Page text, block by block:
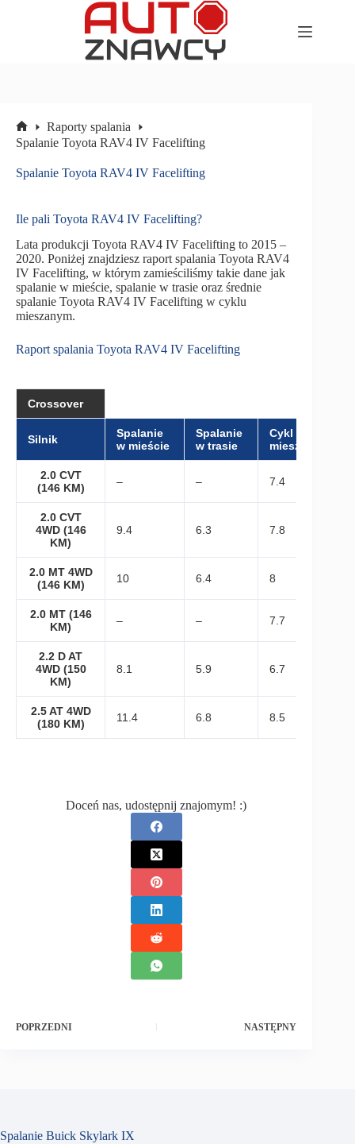
Strona
główna
Raporty spalania
Spalanie Toyota RAV4 IV Facelifting
Spalanie Toyota RAV4 IV Facelifting
Ile pali Toyota RAV4 IV Facelifting?
Lata produkcji Toyota RAV4 IV Facelifting to 2015 –
2020. Poniżej znajdziesz raport spalania Toyota RAV4
IV Facelifting, w którym zamieściliśmy takie dane jak
spalanie w mieście, spalanie w trasie oraz średnie
spalanie Toyota RAV4 IV Facelifting w cyklu
mieszanym.
Raport spalania Toyota RAV4 IV Facelifting
Crossover
Silnik
Spalanie
w mieście
Spalanie
w trasie
Cykl
mieszany
2.0 CVT
(146 KM)
– – 7.4
2.0 CVT
4WD (146
KM)
9.4 6.3 7.8
2.0 MT 4WD
(146 KM)
10 6.4 8
2.0 MT (146
KM)
– – 7.7
2.2 D AT
4WD (150
KM)
8.1 5.9 6.7
2.5 AT 4WD
(180 KM)
11.4 6.8 8.5
Doceń nas, udostępnij znajomym! :)
POPRZEDNI NASTĘPNY
Spalanie Buick Skylark IX